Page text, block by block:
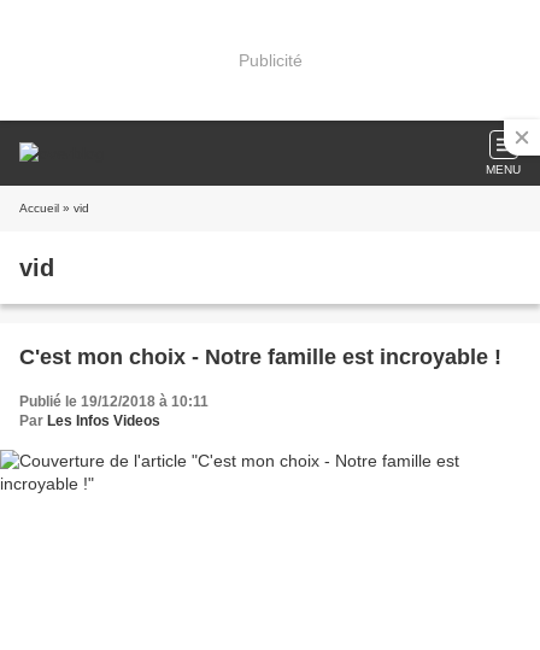
Publicité
MENU
Accueil » vid
vid
C'est mon choix - Notre famille est incroyable !
Publié le 19/12/2018 à 10:11
Par Les Infos Videos